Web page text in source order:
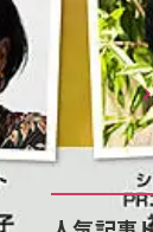
8月6日 7:05